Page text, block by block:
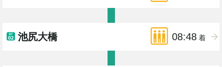
池尻大橋 08:48 着